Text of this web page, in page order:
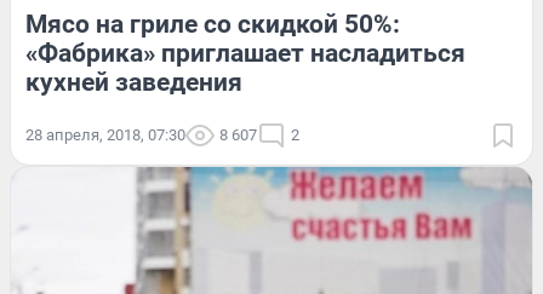
Мясо на гриле со скидкой 50%:
«Фабрика» приглашает насладиться
кухней заведения
28 апреля, 2018, 07:30 8 607 2